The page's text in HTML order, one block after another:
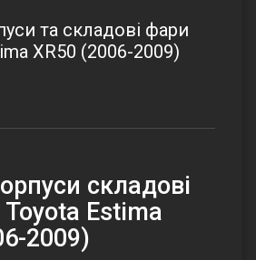
та складові фари
XR50 (2006-2009)
складові
Estima
2009)